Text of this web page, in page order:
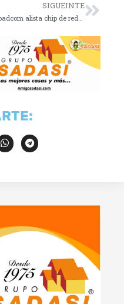
SIGUEINTE